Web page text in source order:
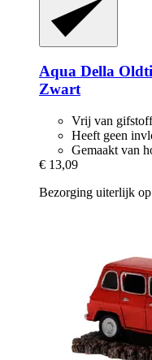
Aqua Della
Zwart
Vrij van
Heeft geen
Gemaakt van
€ 13,09
Bezorging uiterlijk op